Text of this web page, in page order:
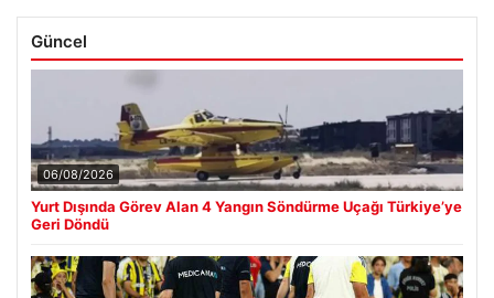
Güncel
06/08/2026
Yurt Dışında Görev Alan 4 Yangın Söndürme Uçağı Türkiye’ye
Geri Döndü